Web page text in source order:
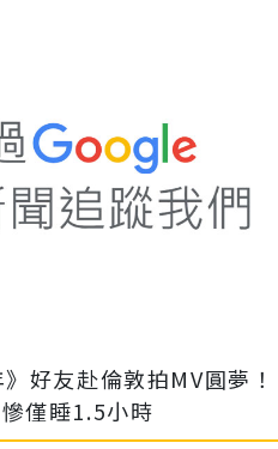
好友赴倫敦拍MV圓夢！
僅睡1.5小時